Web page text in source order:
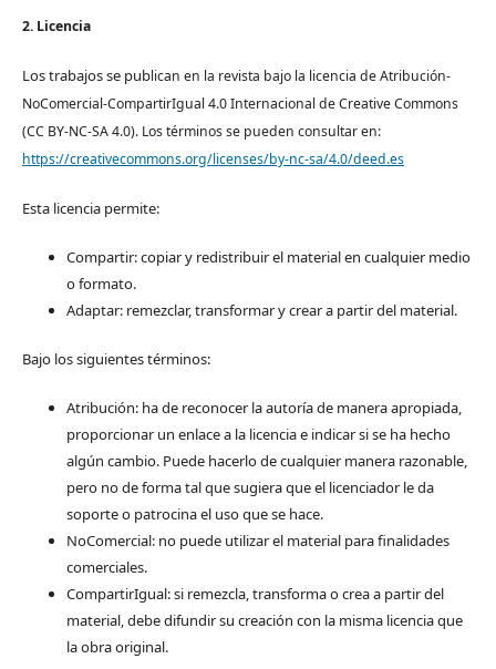
2. Licencia
Los trabajos se publican en la revista bajo la licencia de Atribución-
NoComercial-CompartirIgual 4.0 Internacional de Creative Commons
(CC BY-NC-SA 4.0). Los términos se pueden consultar en:
https://creativecommons.org/licenses/by-nc-sa/4.0/deed.es
Esta licencia permite:
Compartir: copiar y redistribuir el material en cualquier medio
o formato.
Adaptar: remezclar, transformar y crear a partir del material.
Bajo los siguientes términos:
Atribución: ha de reconocer la autoría de manera apropiada,
proporcionar un enlace a la licencia e indicar si se ha hecho
algún cambio. Puede hacerlo de cualquier manera razonable,
pero no de forma tal que sugiera que el licenciador le da
soporte o patrocina el uso que se hace.
NoComercial: no puede utilizar el material para finalidades
comerciales.
CompartirIgual: si remezcla, transforma o crea a partir del
material, debe difundir su creación con la misma licencia que
la obra original.